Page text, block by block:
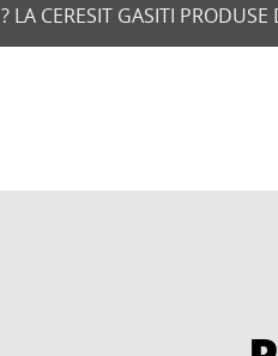
LA CERESIT GASITI